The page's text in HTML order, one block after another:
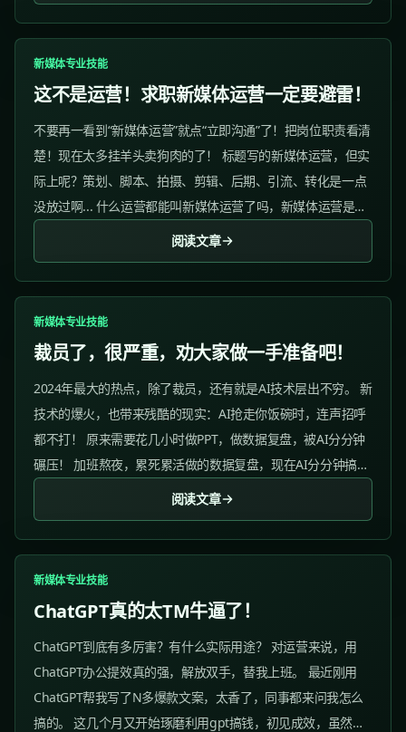
新媒体专业技能
这不是运营！求职新媒体运营一定要避雷！
不要再一看到“新媒体运营”就点“立即沟通”了！把岗位职责看清
楚！现在太多挂羊头卖狗肉的了！ 标题写的新媒体运营，但实
际上呢？策划、脚本、拍摄、剪辑、后期、引流、转化是一点
没放过啊... 什么运营都能叫新媒体运营了吗，新媒体运营是运
营界大王吗？啥都要管！...
阅读文章
新媒体专业技能
裁员了，很严重，劝大家做一手准备吧！
2024年最大的热点，除了裁员，还有就是AI技术层出不穷。 新
技术的爆火，也带来残酷的现实：AI抢走你饭碗时，连声招呼
都不打！ 原来需要花几小时做PPT，做数据复盘，被AI分分钟
碾压！ 加班熬夜，累死累活做的数据复盘，现在AI分分钟搞
阅读文章
新媒体专业技能
ChatGPT真的太TM牛逼了！
ChatGPT到底有多厉害？有什么实际用途？ 对运营来说，用
ChatGPT办公提效真的强，解放双手，替我上班。 最近刚用
ChatGPT帮我写了N多爆款文案，太香了，同事都来问我怎么
搞的。 这几个月又开始琢磨利用gpt搞钱，初见成效，虽然不